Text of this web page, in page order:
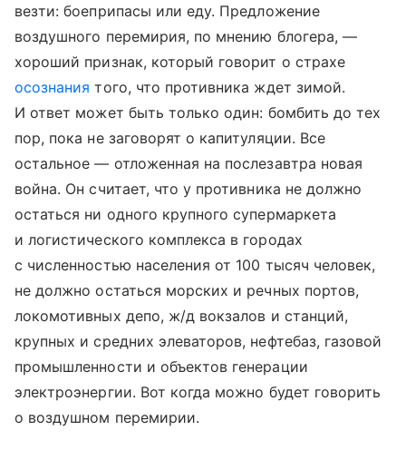
везти: боеприпасы или еду. Предложение
воздушного перемирия, по мнению блогера, —
хороший признак, который говорит о страхе
осознания того, что противника ждет зимой.
И ответ может быть только один: бомбить до тех
пор, пока не заговорят о капитуляции. Все
остальное — отложенная на послезавтра новая
война. Он считает, что у противника не должно
остаться ни одного крупного супермаркета
и логистического комплекса в городах
с численностью населения от 100 тысяч человек,
не должно остаться морских и речных портов,
локомотивных депо, ж/д вокзалов и станций,
крупных и средних элеваторов, нефтебаз, газовой
промышленности и объектов генерации
электроэнергии. Вот когда можно будет говорить
о воздушном перемирии.